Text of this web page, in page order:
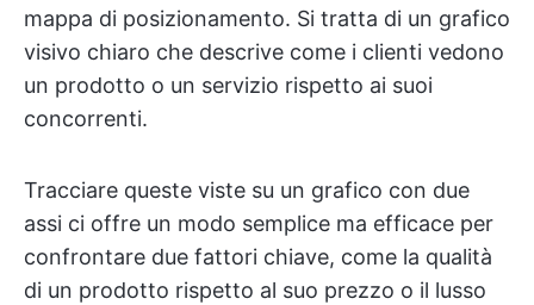
mappa di posizionamento. Si tratta di un grafico
visivo chiaro che descrive come i clienti vedono
un prodotto o un servizio rispetto ai suoi
concorrenti.
Tracciare queste viste su un grafico con due
assi ci offre un modo semplice ma efficace per
confrontare due fattori chiave, come la qualità
di un prodotto rispetto al suo prezzo o il lusso